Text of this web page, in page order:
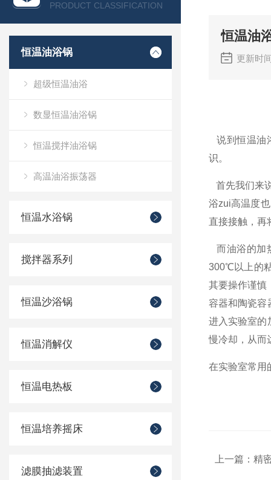
PRODUCT CLASSIFICATION
恒温油浴锅
超级恒温油浴
数显恒温油浴锅
恒温搅拌油浴锅
高温油浴振荡器
恒温水浴锅
搅拌器系列
恒温沙浴锅
恒温消解仪
恒温电热板
恒温培养摇床
滤膜抽滤装置
恒温油
更新时
说到恒温油
识。
首先我们来
浴zui高温度
直接接触，再
而油浴的加
300℃以上的
其要操作谨慎
容器和陶瓷容
进入实验室的
慢冷却，从而
在实验室常用
上一篇： 精